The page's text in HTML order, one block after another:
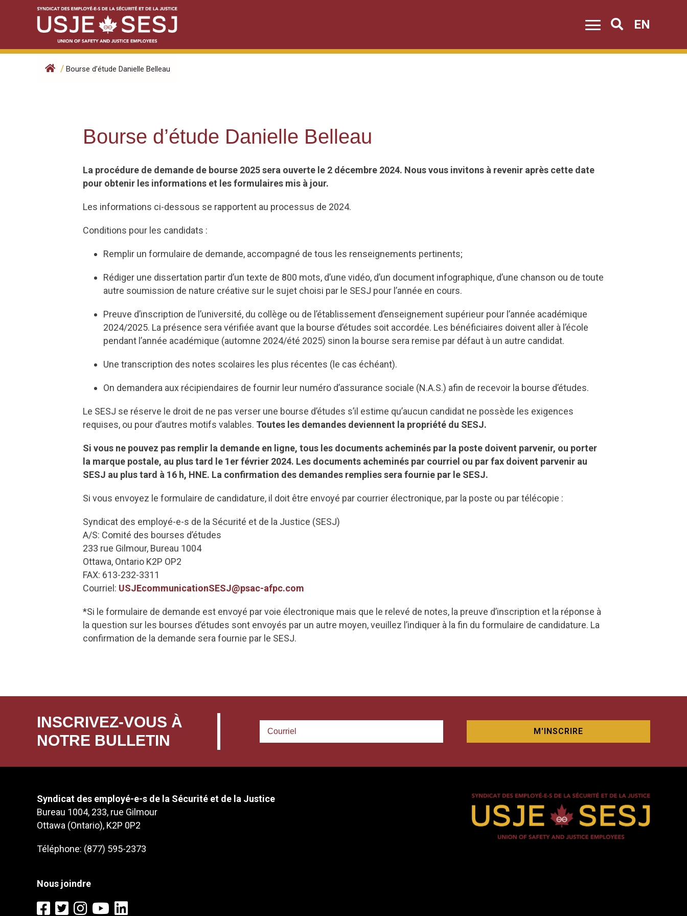
Search
EN
/ Bourse d’étude Danielle Belleau
Bourse d’étude Danielle Belleau
La procédure de demande de bourse 2025 sera ouverte le 2 décembre 2024. Nous vous invitons à revenir après cette date
pour obtenir les informations et les formulaires mis à jour.
Les informations ci-dessous se rapportent au processus de 2024.
Conditions pour les candidats :
Remplir un formulaire de demande, accompagné de tous les renseignements pertinents;
Rédiger une dissertation partir d’un texte de 800 mots, d’une vidéo, d’un document infographique, d’une chanson ou de toute
autre soumission de nature créative sur le sujet choisi par le SESJ pour l’année en cours.
Preuve d’inscription de l’université, du collège ou de l’établissement d’enseignement supérieur pour l’année académique
2024/2025. La présence sera vérifiée avant que la bourse d’études soit accordée. Les bénéficiaires doivent aller à l’école
pendant l’année académique (automne 2024/été 2025) sinon la bourse sera remise par défaut à un autre candidat.
Une transcription des notes scolaires les plus récentes (le cas échéant).
On demandera aux récipiendaires de fournir leur numéro d’assurance sociale (N.A.S.) afin de recevoir la bourse d’études.
Le SESJ se réserve le droit de ne pas verser une bourse d’études s’il estime qu’aucun candidat ne possède les exigences
requises, ou pour d’autres motifs valables. Toutes les demandes deviennent la propriété du SESJ.
Si vous ne pouvez pas remplir la demande en ligne, tous les documents acheminés par la poste doivent parvenir, ou porter
la marque postale, au plus tard le 1er février 2024. Les documents acheminés par courriel ou par fax doivent parvenir au
SESJ au plus tard à 16 h, HNE. La confirmation des demandes remplies sera fournie par le SESJ.
Si vous envoyez le formulaire de candidature, il doit être envoyé par courrier électronique, par la poste ou par télécopie :
Syndicat des employé-e-s de la Sécurité et de la Justice (SESJ)
A/S: Comité des bourses d’études
233 rue Gilmour, Bureau 1004
Ottawa, Ontario K2P OP2
FAX: 613-232-3311
Courriel: USJEcommunicationSESJ@psac-afpc.com
*Si le formulaire de demande est envoyé par voie électronique mais que le relevé de notes, la preuve d’inscription et la réponse à
la question sur les bourses d’études sont envoyés par un autre moyen, veuillez l’indiquer à la fin du formulaire de candidature. La
confirmation de la demande sera fournie par le SESJ.
INSCRIVEZ-VOUS À
NOTRE BULLETIN
Syndicat des employé-e-s de la Sécurité et de la Justice
Bureau 1004, 233, rue Gilmour
Ottawa (Ontario), K2P 0P2
Téléphone: (877) 595-2373
Nous joindre